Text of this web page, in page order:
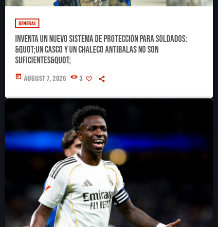
GENERAL
Inventa un nuevo sistema de protección para soldados:
&quot;Un casco y un chaleco antibalas no son
suficientes&quot;
today AUGUST 7, 2026 3